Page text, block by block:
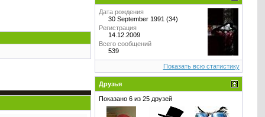
Дата рождения
30 September 1991 (34)
Регистрация
14.12.2009
Всего сообщений
539
Показать всю статистику
Друзья
Показано 6 из 25 друзей